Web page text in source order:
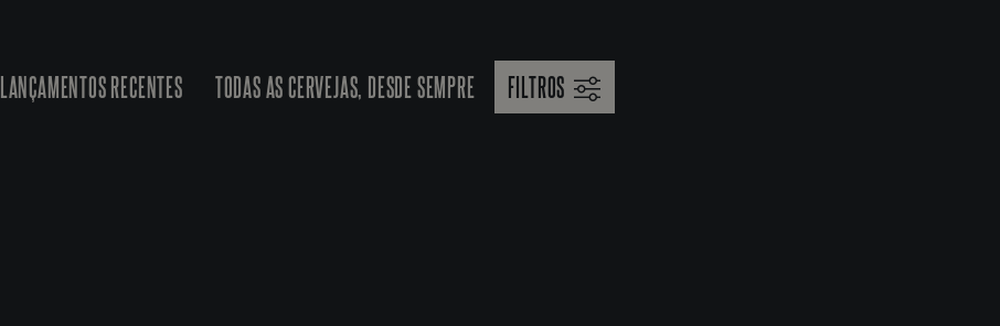
LANÇAMENTOS RECENTES TODAS AS CERVEJAS, DESDE SEMPRE FILTROS